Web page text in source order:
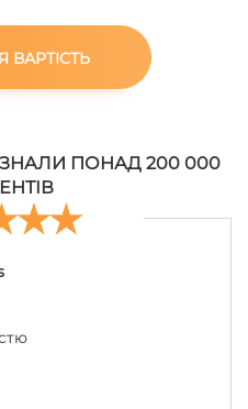
ВАРТІСТЬ
ПОНАД 200 000